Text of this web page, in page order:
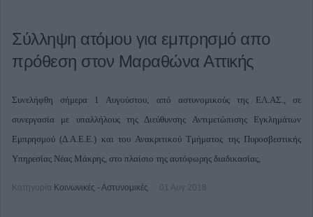
Σύλληψη ατόμου για εμπρησμό απο
πρόθεση στον Μαραθώνα Αττικής
Συνελήφθη σήμερα 1 Αυγούστου, από αστυνομικούς της ΕΛ.ΑΣ., σε
συνεργασία με υπαλλήλους της Διεύθυνσης Αντιμετώπισης Εγκλημάτων
Εμπρησμού (Δ.Α.Ε.Ε.) και του Ανακριτικού Τμήματος της Πυροσβεστικής
Υπηρεσίας Νέας Μάκρης, στο πλαίσιο της αυτόφωρης διαδικασίας,
Κατηγορία Κοινωνικές - Αστυνομικές 01 Αυγ 2018